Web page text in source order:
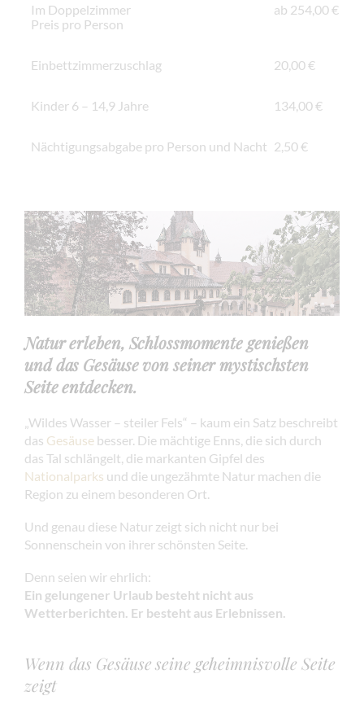
Im Doppelzimmer
Preis pro Person
ab 254,00 €
Einbettzimmerzuschlag 20,00 €
Kinder 6 – 14,9 Jahre 134,00 €
Nächtigungsabgabe pro Person und Nacht 2,50 €
Natur erleben, Schlossmomente genießen
und das Gesäuse von seiner mystischsten
Seite entdecken.
„Wildes Wasser – steiler Fels“ – kaum ein Satz beschreibt
das Gesäuse besser. Die mächtige Enns, die sich durch
das Tal schlängelt, die markanten Gipfel des
Nationalparks und die ungezähmte Natur machen die
Region zu einem besonderen Ort.
Und genau diese Natur zeigt sich nicht nur bei
Sonnenschein von ihrer schönsten Seite.
Denn seien wir ehrlich:
Ein gelungener Urlaub besteht nicht aus
Wetterberichten. Er besteht aus Erlebnissen.
Wenn das Gesäuse seine geheimnisvolle Seite
zeigt